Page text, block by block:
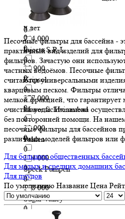
24 400
244 000
0
25 900
0
277 000
0
30 000
0
304 000
0
308 000
0
HPE vacuum
0
Injecta S.R.L.
0
Kripsol
0
Mayer Schwimmbad
0
Pahlen
0
Speck Pumpen
0
Sugar Valley
0
Швеция
0
5 лет
0
Песочные фильтры для бассейна -
практичный вид изделий для
фильтров. Зачастую они
частных водоёмов. Песочные
считаются универсальными
кварцевым песком. Фильтры
мелкой фракцией, что
очистки воды. Их замена
без посторонней помощи. На
песочные фильтры для бассейнов
различных моделей фильтров или
Для больших общественных
Для малых и средних домашних
Для прудов
По умолчанию Название Цена